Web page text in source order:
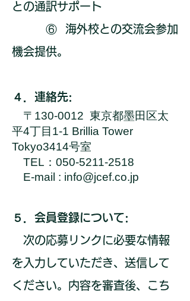
との通訳サポート
⑥ 海外校との交流会参加
機会提供。
４．連絡先:
〒130-0012 東京都墨田区太
平4丁目1-1 Brillia Tower
Tokyo3414号室
TEL：050-5211-2518
E-mail : info@jcef.co.jp
５．会員登録について:
次の応募リンクに必要な情報
を入力していただき、送信して
ください。内容を審査後、こち